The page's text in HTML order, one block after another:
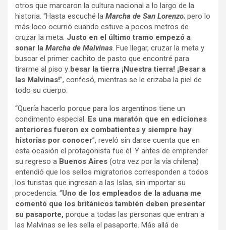
otros que marcaron la cultura nacional a lo largo de la
historia. “Hasta escuché la Marcha de San Lorenzo; pero lo
más loco ocurrió cuando estuve a pocos metros de
cruzar la meta. Justo en el último tramo empezó a
sonar la Marcha de Malvinas. Fue llegar, cruzar la meta y
buscar el primer cachito de pasto que encontré para
tirarme al piso y besar la tierra ¡Nuestra tierra! ¡Besar a
las Malvinas!”, confesó, mientras se le erizaba la piel de
todo su cuerpo.
“Quería hacerlo porque para los argentinos tiene un
condimento especial. Es una maratón que en ediciones
anteriores fueron ex combatientes y siempre hay
historias por conocer”, reveló sin darse cuenta que en
esta ocasión el protagonista fue él. Y antes de emprender
su regreso a Buenos Aires (otra vez por la vía chilena)
entendió que los sellos migratorios corresponden a todos
los turistas que ingresan a las Islas, sin importar su
procedencia. “Uno de los empleados de la aduana me
comentó que los británicos también deben presentar
su pasaporte, porque a todas las personas que entran a
las Malvinas se les sella el pasaporte. Más allá de